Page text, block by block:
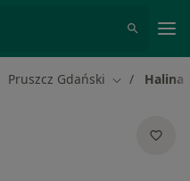
Pruszcz Gdański ZmieńHalina